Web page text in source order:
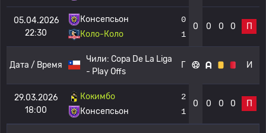
05.04.2026
22:30
Консепсьон
Коло-Коло
0
1
0 0 0 0 П
Дата / Время
Чили: Copa De La Liga
- Play Offs
Г И
29.03.2026
18:00
Кокимбо
Консепсьон
2
1
0 0 0 0 П